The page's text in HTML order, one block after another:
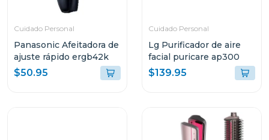
Cuidado Personal
Panasonic Afeitadora de
ajuste rápido ergb42k
$50.95
Cuidado Personal
Lg Purificador de aire
facial puricare ap300
$139.95